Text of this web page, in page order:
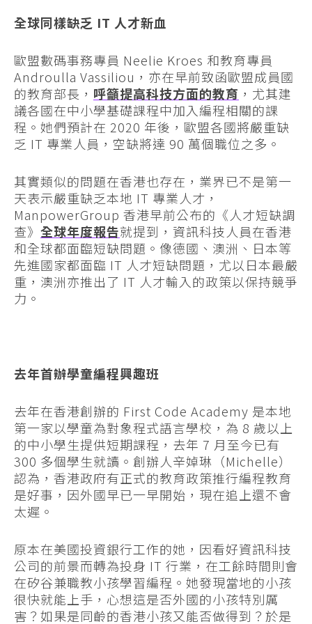
全球同樣缺乏 IT 人才新血
歐盟數碼事務專員 Neelie Kroes 和教育專員
Androulla Vassiliou，亦在早前致函歐盟成員國
的教育部長， 呼籲提高科技方面的教育 ，尤其建
議各國在中小學基礎課程中加入編程相關的課
程。她們預計在 2020 年後，歐盟各國將嚴重缺
乏 IT 專業人員，空缺將達 90 萬個職位之多。
其實類似的問題在香港也存在，業界已不是第一
天表示嚴重缺乏本地 IT 專業人才，
ManpowerGroup 香港早前公布的《人才短缺調
查》 全球年度報告就提到，資訊科技人員在香港
和全球都面臨短缺問題。像德國、澳洲、日本等
先進國家都面臨 IT 人才短缺問題，尤以日本最嚴
重，澳洲亦推出了 IT 人才輸入的政策以保持競爭
力。
去年首辦學童編程興趣班
去年在香港創辦的 First Code Academy 是本地
第一家以學童為對象程式語言學校，為 8 歲以上
的中小學生提供短期課程，去年 7 月至今已有
300 多個學生就讀。創辦人辛婥琳（Michelle）
認為，香港政府有正式的教育政策推行編程教育
是好事，因外國早已一早開始，現在追上還不會
太遲。
原本在美國投資銀行工作的她，因看好資訊科技
公司的前景而轉為投身 IT 行業，在工餘時間則會
在矽谷兼職教小孩學習編程。她發現當地的小孩
很快就能上手，心想這是否外國的小孩特別厲
害？如果是同齡的香港小孩又能否做得到？於是